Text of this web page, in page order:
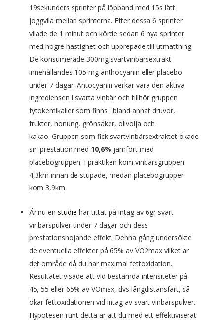
19sekunders sprinter på löpband med 15s lätt
joggvila mellan sprinterna. Efter dessa 6 sprinter
vilade de 1 minut och körde sedan 6 nya sprinter
med högre hastighet och upprepade till utmattning.
De konsumerade 300mg svartvinbärsextrakt
innehållandes 105 mg anthocyanin eller placebo
under 7 dagar. Antocyanin verkar vara den aktiva
ingrediensen i svarta vinbär och tillhör gruppen
fytokemikalier som finns i bland annat druvor,
frukter, honung, grönsaker, olivolja och
kakao. Gruppen som fick svartvinbärsextraktet ökade
sin prestation med 10,6% jämfört med
placebogruppen. I praktiken kom vinbärsgruppen
4,3km innan de stupade, medan placebogruppen
kom 3,9km.
Ännu en studie har tittat på intag av 6gr svart
vinbärspulver under 7 dagar och dess
prestationshöjande effekt. Denna gång undersökte
de eventuella effekter på 65% av VO2max vilket är
det område då du har maximal fettoxidation.
Resultatet visade att vid bestämda intensiteter på
45, 55 eller 65% av VOmax, dvs långdistansfart, så
ökar fettoxidationen vid intag av svart vinbärspulver.
Hypotesen runt detta är att du med ett effektiviserat